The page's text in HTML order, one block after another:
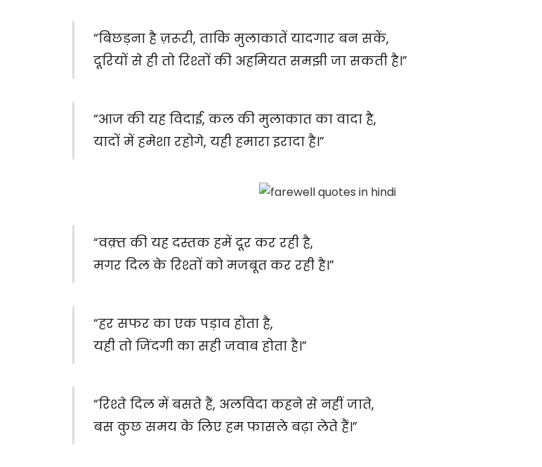
“बिछड़ना है ज़रूरी, ताकि मुलाकातें यादगार बन सकें,
दूरियों से ही तो रिश्तों की अहमियत समझी जा सकती है।”
“आज की यह विदाई, कल की मुलाकात का वादा है,
यादों में हमेशा रहोगे, यही हमारा इरादा है।”
“वक़्त की यह दस्तक हमें दूर कर रही है,
मगर दिल के रिश्तों को मजबूत कर रही है।”
“हर सफर का एक पड़ाव होता है,
यही तो जिंदगी का सही जवाब होता है।”
“रिश्ते दिल में बसते हैं, अलविदा कहने से नहीं जाते,
बस कुछ समय के लिए हम फासले बढ़ा लेते हैं।”